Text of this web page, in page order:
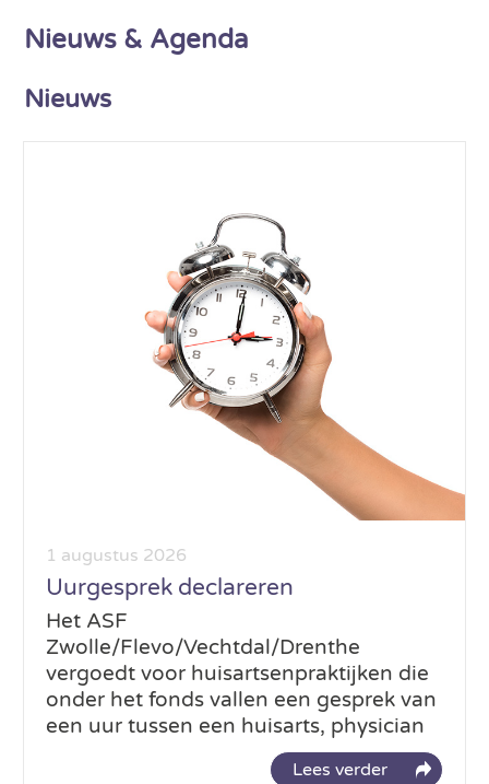
Nieuws & Agenda
Nieuws
1 augustus 2026
Uurgesprek declareren
Het ASF
Zwolle/Flevo/Vechtdal/Drenthe
vergoedt voor huisartsenpraktijken die
onder het fonds vallen een gesprek van
een uur tussen een huisarts, physician
Lees verder